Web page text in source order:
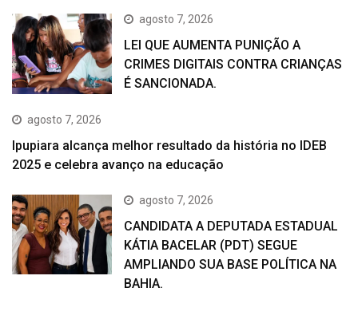
agosto 7, 2026
LEI QUE AUMENTA PUNIÇÃO A
CRIMES DIGITAIS CONTRA CRIANÇAS
É SANCIONADA.
agosto 7, 2026
Ipupiara alcança melhor resultado da história no IDEB
2025 e celebra avanço na educação
agosto 7, 2026
CANDIDATA A DEPUTADA ESTADUAL
KÁTIA BACELAR (PDT) SEGUE
AMPLIANDO SUA BASE POLÍTICA NA
BAHIA.